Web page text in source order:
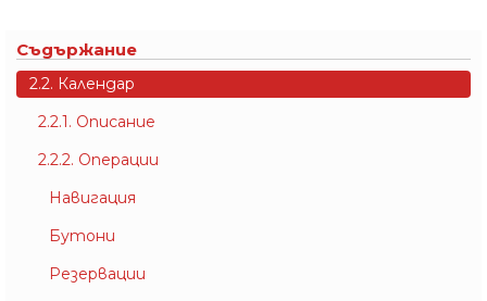
Съдържание
2.2. Календар
2.2.1. Описание
2.2.2. Операции
Навигация
Бутони
Резервации